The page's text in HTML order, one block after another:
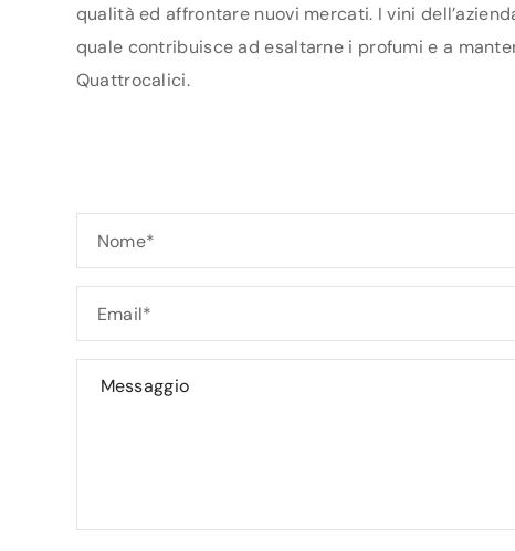
qualità ed affrontare nuovi mercati. I vini
quale contribuisce ad esaltarne i profumi e a
Quattrocalici.